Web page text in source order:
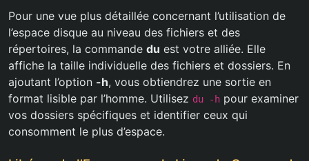
Pour une vue plus détaillée concernant l’utilisation de
l’espace disque au niveau des fichiers et des
répertoires, la commande du est votre alliée. Elle
affiche la taille individuelle des fichiers et dossiers. En
ajoutant l’option -h, vous obtiendrez une sortie en
format lisible par l’homme. Utilisez du -h pour examiner
vos dossiers spécifiques et identifier ceux qui
consomment le plus d’espace.